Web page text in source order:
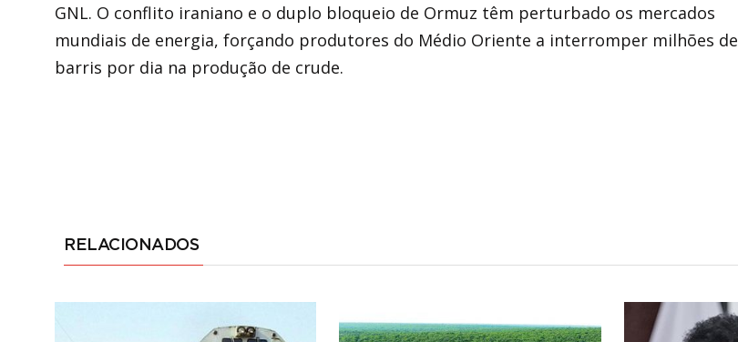
GNL. O conflito iraniano e o duplo bloqueio de Ormuz têm perturbado os mercados
mundiais de energia, forçando produtores do Médio Oriente a interromper milhões de
barris por dia na produção de crude.
RELACIONADOS